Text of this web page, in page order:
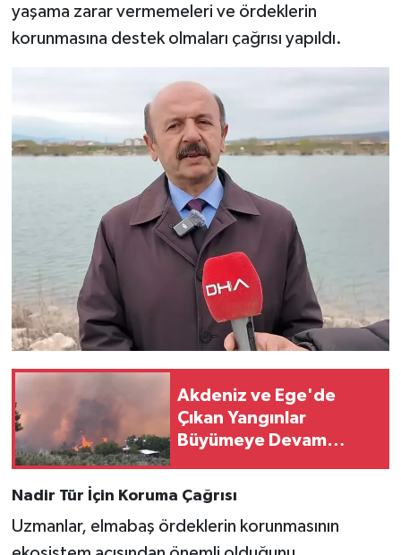
yaşama zarar vermemeleri ve ördeklerin
korunmasına destek olmaları çağrısı yapıldı.
Akdeniz ve Ege'de
Çıkan Yangınlar
Büyümeye Devam
Nadir Tür İçin Koruma Çağrısı
Uzmanlar, elmabaş ördeklerin korunmasının